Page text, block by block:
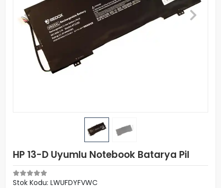
HP 13-D Uyumlu Notebook Batarya Pil
Stok Kodu: LWUFDYFVWC